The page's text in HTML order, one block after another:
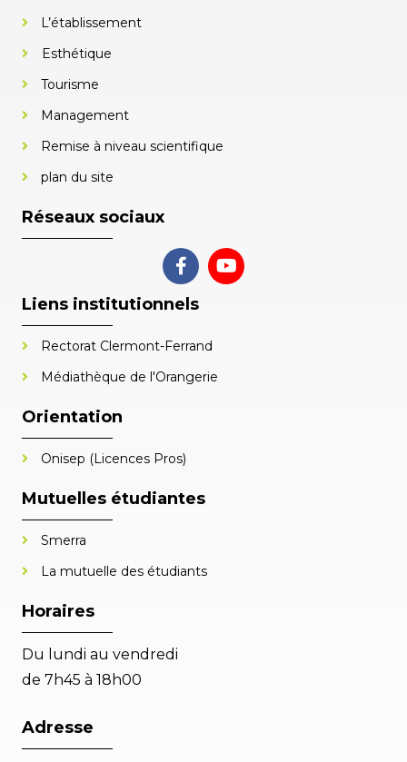
L’établissement
Esthétique
Tourisme
Management
Remise à niveau scientifique
plan du site
Réseaux sociaux
Liens institutionnels
Rectorat Clermont-Ferrand
Médiathèque de l'Orangerie
Orientation
Onisep (Licences Pros)
Mutuelles étudiantes
Smerra
La mutuelle des étudiants
Horaires
Du lundi au vendredi
de 7h45 à 18h00
Adresse